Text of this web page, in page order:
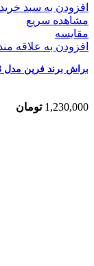
افزودن به سبد خرید
مشاهده سریع
مقایسه
افزودن به علاقه
براش برند فرین مدل M38
1,230,000 تومان